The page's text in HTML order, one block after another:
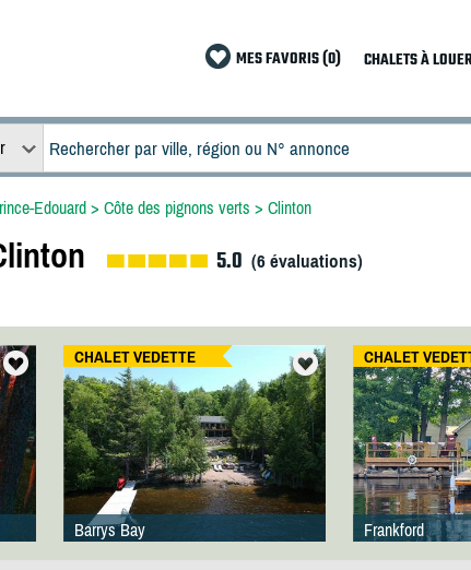
MES FAVORIS (0) CHALETS À
Edouard> Côte des pignons verts > Clinton
5.0 (6évaluations)
CHALET VEDETTE
Barrys Bay
CHALET
Frankford